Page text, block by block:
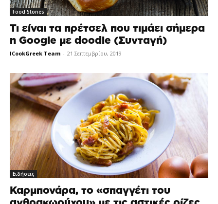
Food Stories
Τι είναι τα πρέτσελ που τιμάει σήμερα
η Google με doodle (Συνταγή)
ICookGreek Team - 21 Σεπτεμβρίου, 2019
Ειδήσεις
Καρμπονάρα, το «σπαγγέτι του